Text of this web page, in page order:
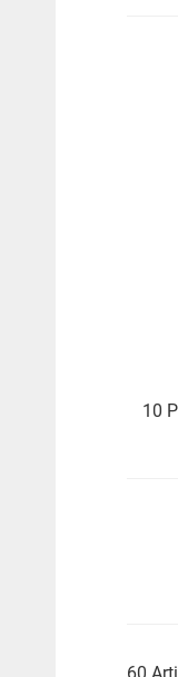
10
60